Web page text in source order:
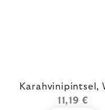
Karahvinipintsel,
11,19 €